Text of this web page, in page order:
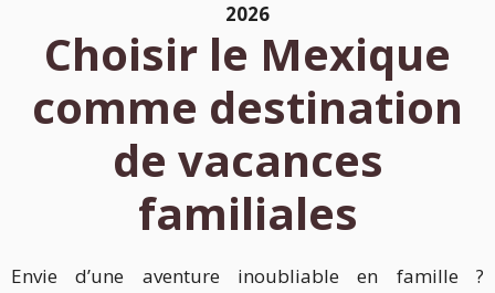
2026
Choisir le Mexique
comme destination
de vacances
familiales
Envie d’une aventure inoubliable en famille ?